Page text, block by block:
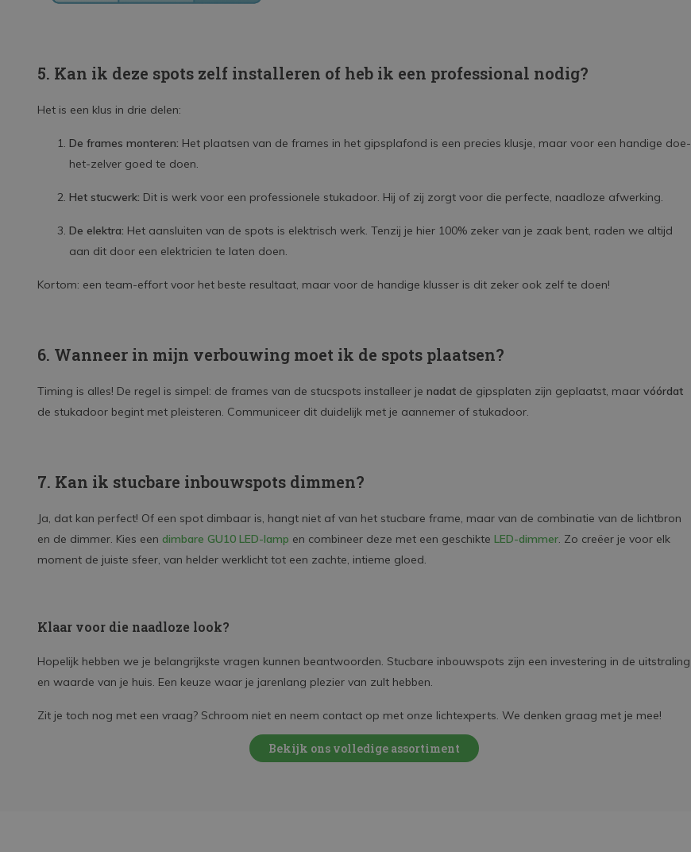
5. Kan ik deze spots zelf installeren of heb ik een professional nodig?
Het is een klus in drie delen:
De frames monteren: Het plaatsen van de frames in het gipsplafond is een precies klusje, maar voor een handige doe-
het-zelver goed te doen.
Het stucwerk: Dit is werk voor een professionele stukadoor. Hij of zij zorgt voor die perfecte, naadloze afwerking.
De elektra: Het aansluiten van de spots is elektrisch werk. Tenzij je hier 100% zeker van je zaak bent, raden we altijd
aan dit door een elektricien te laten doen.
Kortom: een team-effort voor het beste resultaat, maar voor de handige klusser is dit zeker ook zelf te doen!
6. Wanneer in mijn verbouwing moet ik de spots plaatsen?
Timing is alles! De regel is simpel: de frames van de stucspots installeer je nadat de gipsplaten zijn geplaatst, maar vóórdat
de stukadoor begint met pleisteren. Communiceer dit duidelijk met je aannemer of stukadoor.
7. Kan ik stucbare inbouwspots dimmen?
Ja, dat kan perfect! Of een spot dimbaar is, hangt niet af van het stucbare frame, maar van de combinatie van de lichtbron
en de dimmer. Kies een dimbare GU10 LED-lamp en combineer deze met een geschikte LED-dimmer. Zo creëer je voor elk
moment de juiste sfeer, van helder werklicht tot een zachte, intieme gloed.
Klaar voor die naadloze look?
Hopelijk hebben we je belangrijkste vragen kunnen beantwoorden. Stucbare inbouwspots zijn een investering in de uitstraling
en waarde van je huis. Een keuze waar je jarenlang plezier van zult hebben.
Zit je toch nog met een vraag? Schroom niet en neem contact op met onze lichtexperts. We denken graag met je mee!
Bekijk ons volledige assortiment